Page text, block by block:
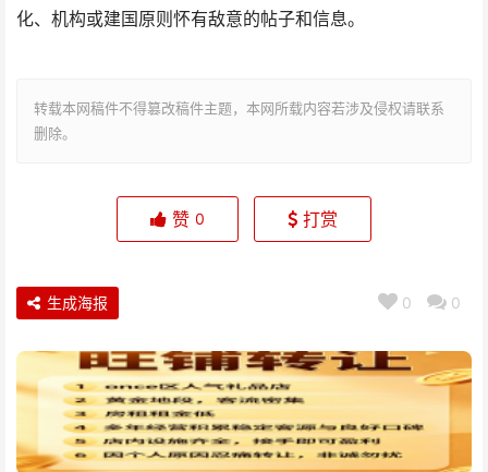
化、机构或建国原则怀有敌意的帖子和信息。
转载本网稿件不得篡改稿件主题，本网所载内容若涉及侵权请联系
删除。
赞 0 打赏
0 0
生成海报